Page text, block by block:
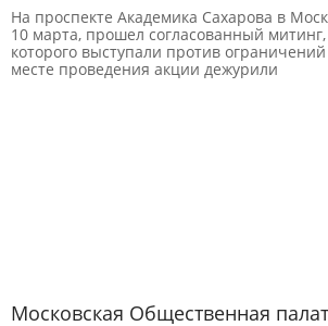
На проспекте Академика Сахарова в
10 марта, прошел согласованный
которого выступали против
месте проведения акции дежурили
Московская Общественная